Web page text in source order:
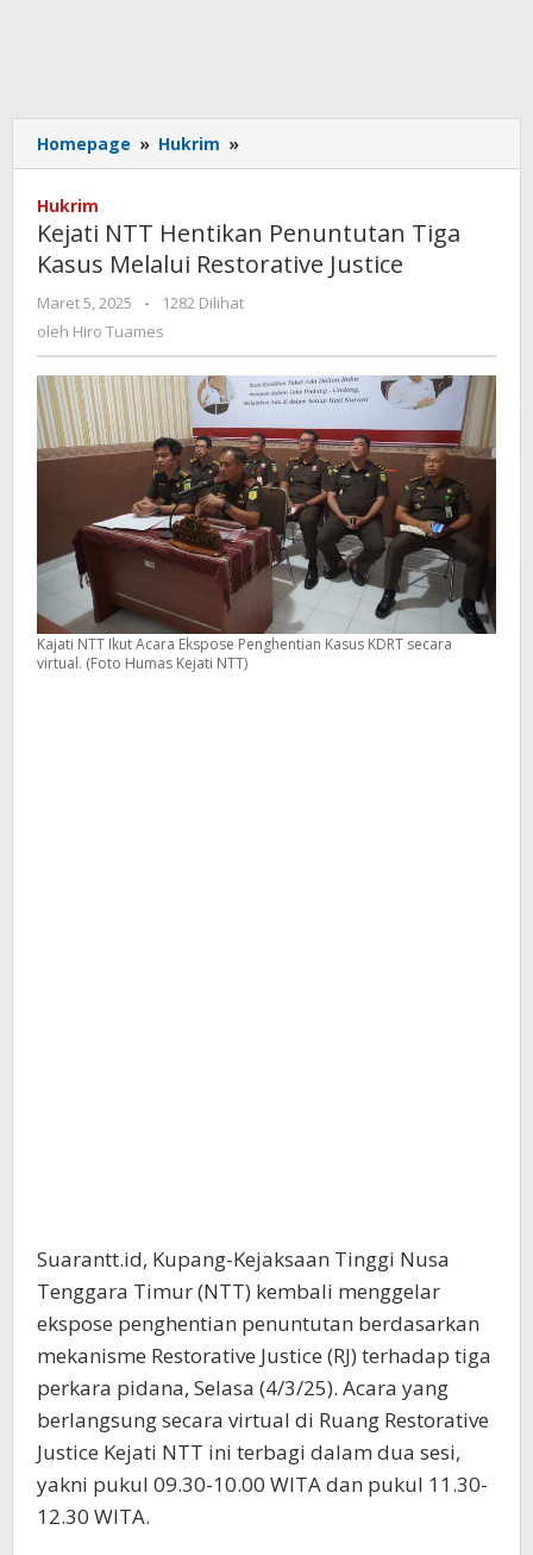
Homepage » Hukrim »
NTT
Tiga
Kasus
Hukrim
Kejati NTT Hentikan Penuntutan Tiga
Kasus Melalui Restorative Justice
Maret 5, 2025
oleh
-
1282 Dilihat
oleh Hiro Tuames
Kajati NTT Ikut Acara Ekspose Penghentian Kasus KDRT secara
virtual. (Foto Humas Kejati NTT)
Suarantt.id, Kupang-Kejaksaan Tinggi Nusa
Tenggara Timur (NTT) kembali menggelar
ekspose penghentian penuntutan berdasarkan
mekanisme Restorative Justice (RJ) terhadap tiga
perkara pidana, Selasa (4/3/25). Acara yang
berlangsung secara virtual di Ruang Restorative
Justice Kejati NTT ini terbagi dalam dua sesi,
yakni pukul 09.30-10.00 WITA dan pukul 11.30-
12.30 WITA.